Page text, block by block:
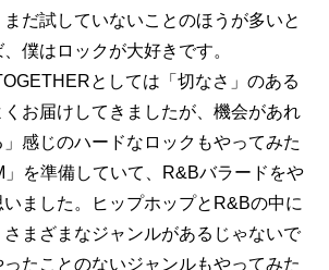
だ試していないことのほうが多いと
僕はロックが大好きです。
としては「切なさ」のある
お届けしてきましたが、機会があれ
感じのハードなロックもやってみた
」を準備していて、R&Bバラードをや
ました。ヒップホップとR&Bの中に
さまざまなジャンルがあるじゃないで
たことのないジャンルもやってみた